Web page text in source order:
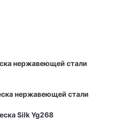
нержавеющей стали
нержавеющей стали
Silk Yg268